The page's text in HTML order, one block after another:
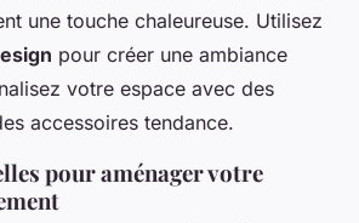
une touche chaleureuse. Utilisez
pour créer une ambiance
votre espace avec des
accessoires tendance.
pour aménager votre